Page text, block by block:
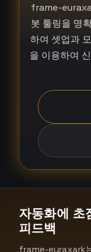
frame-
봇 툴링을 명
하여 셋업과
을 이용하여
자동화에 초
피드백
frame-euraxark